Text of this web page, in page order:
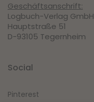
Geschäftsanschrift:
Logbuch-Verlag GmbH
Hauptstraße 51
D-93105 Tegernheim
Social
Pinterest